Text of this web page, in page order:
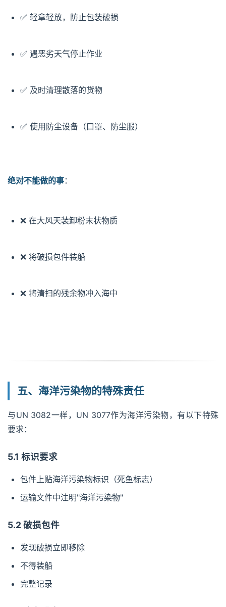
✅ 轻拿轻放，防止包装破损
✅ 遇恶劣天气停止作业
✅ 及时清理散落的货物
✅ 使用防尘设备（口罩、防尘服）
绝对不能做的事：
❌ 在大风天装卸粉末状物质
❌ 将破损包件装船
❌ 将清扫的残余物冲入海中
五、海洋污染物的特殊责任
与UN 3082一样，UN 3077作为海洋污染物，有以下特殊
要求：
5.1 标识要求
包件上贴海洋污染物标识（死鱼标志）
运输文件中注明"海洋污染物"
5.2 破损包件
发现破损立即移除
不得装船
完整记录